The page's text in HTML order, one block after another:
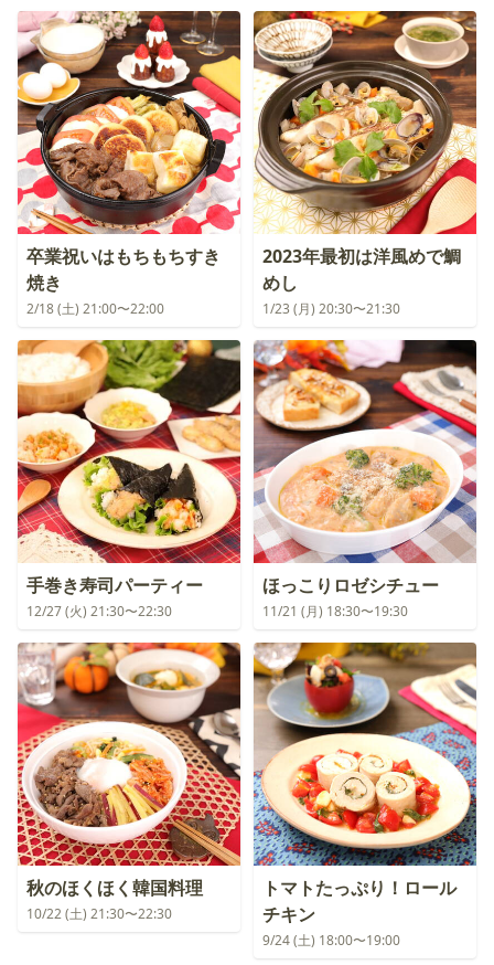
卒業祝いはもちもちすき
焼き
2/18 (土) 21:00〜22:00
2023年最初は洋風めで鯛
めし
1/23 (月) 20:30〜21:30
手巻き寿司パーティー
12/27 (火) 21:30〜22:30
ほっこりロゼシチュー
11/21 (月) 18:30〜19:30
秋のほくほく韓国料理
10/22 (土) 21:30〜22:30
トマトたっぷり！ロール
チキン
9/24 (土) 18:00〜19:00